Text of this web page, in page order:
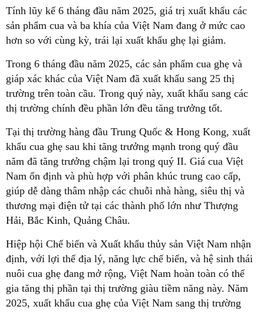
Tính lũy kế 6 tháng đầu năm 2025, giá trị xuất khẩu các
sản phẩm cua và ba khía của Việt Nam đang ở mức cao
hơn so với cùng kỳ, trái lại xuất khẩu ghẹ lại giảm.
Trong 6 tháng đầu năm 2025, các sản phẩm cua ghẹ và
giáp xác khác của Việt Nam đã xuất khẩu sang 25 thị
trường trên toàn cầu. Trong quý này, xuất khẩu sang các
thị trường chính đều phần lớn đều tăng trưởng tốt.
Tại thị trường hàng đầu Trung Quốc & Hong Kong, xuất
khẩu cua ghẹ sau khi tăng trưởng mạnh trong quý đầu
năm đã tăng trưởng chậm lại trong quý II. Giá cua Việt
Nam ổn định và phù hợp với phân khúc trung cao cấp,
giúp dễ dàng thâm nhập các chuỗi nhà hàng, siêu thị và
thương mại điện tử tại các thành phố lớn như Thượng
Hải, Bắc Kinh, Quảng Châu.
Hiệp hội Chế biến và Xuất khẩu thủy sản Việt Nam nhận
định, với lợi thế địa lý, năng lực chế biến, và hệ sinh thái
nuôi cua ghẹ đang mở rộng, Việt Nam hoàn toàn có thể
gia tăng thị phần tại thị trường giàu tiềm năng này. Năm
2025, xuất khẩu cua ghẹ của Việt Nam sang thị trường